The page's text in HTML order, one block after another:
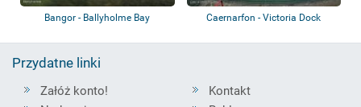
Bangor - Ballyholme Bay Caernarfon - Victoria Dock
Przydatne linki
Załóż konto!
Kontakt